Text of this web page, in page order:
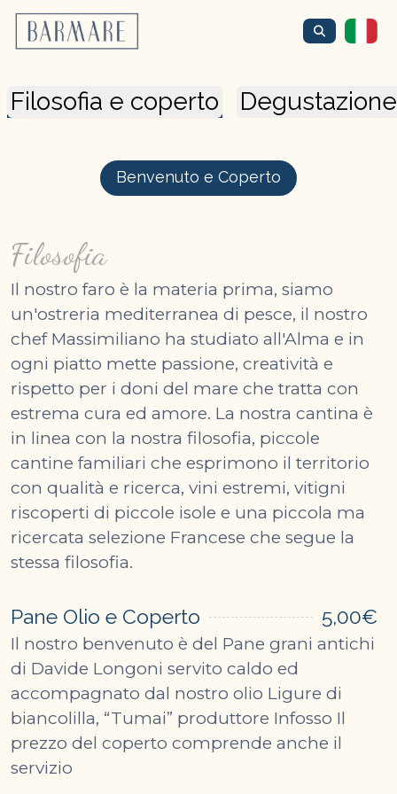
Benvenuto e Coperto
Filosofia
Il nostro faro è la materia prima, siamo
un'ostreria mediterranea di pesce, il nostro
chef Massimiliano ha studiato all'Alma e in
ogni piatto mette passione, creatività e
rispetto per i doni del mare che tratta con
estrema cura ed amore. La nostra cantina è
in linea con la nostra filosofia, piccole
cantine familiari che esprimono il territorio
con qualità e ricerca, vini estremi, vitigni
riscoperti di piccole isole e una piccola ma
ricercata selezione Francese che segue la
stessa filosofia.
Pane Olio e Coperto 5,00€
Il nostro benvenuto è del Pane grani antichi
di Davide Longoni servito caldo ed
accompagnato dal nostro olio Ligure di
biancolilla, “Tumai” produttore Infosso Il
prezzo del coperto comprende anche il
servizio
Filosofia e coperto Degustazione